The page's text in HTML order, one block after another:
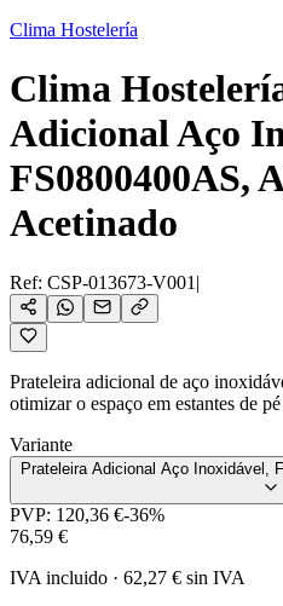
Clima Hostelería
Clima
Adicional Aço
FS0800400AS,
Acetinado
Ref: CSP-013673-V001 |
Prateleira adicional de aço
otimizar o espaço em estantes de
Variante
Prateleira Adicional Aço Inoxidável,
PVP: 120,36 €-36%
76,59 €
IVA incluido · 62,27 € sin IVA